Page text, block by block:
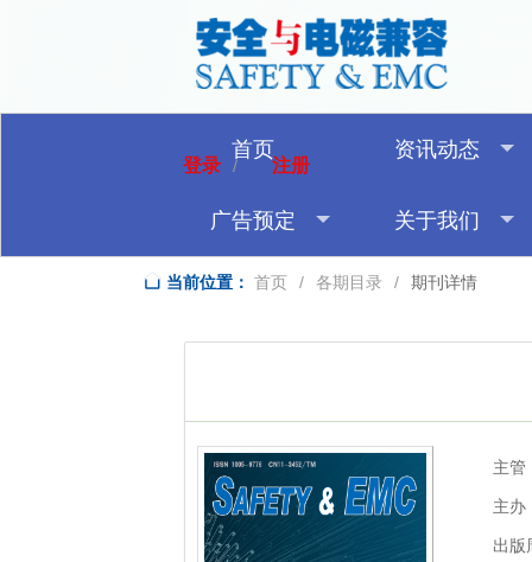
登录 / 注册
首页 资讯动态
广告预定 关于我们
当前位置： 首页 / 各期目录 / 期刊详情
主管
主办
出版